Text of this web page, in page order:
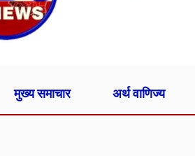
मुख्य समाचार अर्थ वाणिज्य